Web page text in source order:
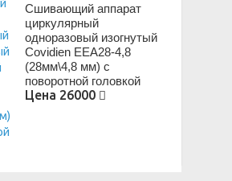
Сшивающий аппарат
циркулярный
одноразовый изогнутый
Covidien EEA28-4,8
(28мм\4,8 мм) с
поворотной головкой
Цена 26000